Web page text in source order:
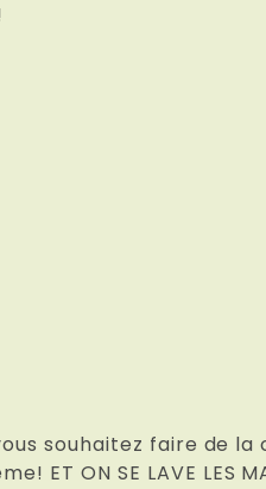
souhaitez faire de
ON SE LAVE LES